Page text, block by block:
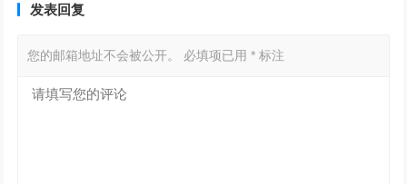
发表回复
您的邮箱地址不会被公开。 必填项已用* 标注